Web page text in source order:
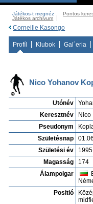
Játékos-t megnéz Pontos
Játékos archivum
Corneille Kasongo
Profíl Klubok Gal´eria
Nico Yohanov
Utónév
Keresztnév
Nico
Pseudonym
Születésnap
Születési év
1995
Magasság
174
Álampolgar
Positió